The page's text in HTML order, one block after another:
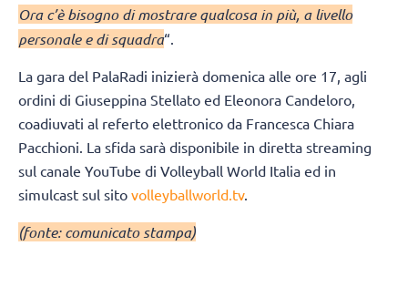
Ora c’è bisogno di mostrare qualcosa in più, a livello
personale e di squadra“.
La gara del PalaRadi inizierà domenica alle ore 17, agli
ordini di Giuseppina Stellato ed Eleonora Candeloro,
coadiuvati al referto elettronico da Francesca Chiara
Pacchioni. La sfida sarà disponibile in diretta streaming
sul canale YouTube di Volleyball World Italia ed in
simulcast sul sito volleyballworld.tv.
(fonte: comunicato stampa)